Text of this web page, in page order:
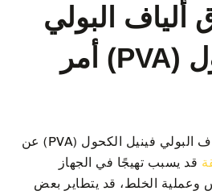
البولي
فينيل الكحول (PVA) أمر
يجب تجنب استنشاق ألياف البولي فينيل الكحول (PVA) عن
قد يسبب تهيجًا في الجهاز
وعملية الخلط، قد يتطاير بعض